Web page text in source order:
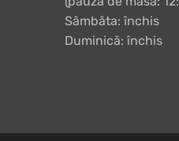
Sâmbăta: închis
Duminică: închis